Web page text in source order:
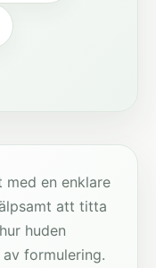
en enklare
att titta
huden
formulering.